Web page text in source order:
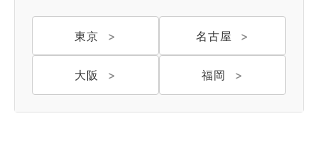
東京 名古屋
大阪 福岡
東京 新宿 名古屋 栄
大名古屋 名古屋 栄